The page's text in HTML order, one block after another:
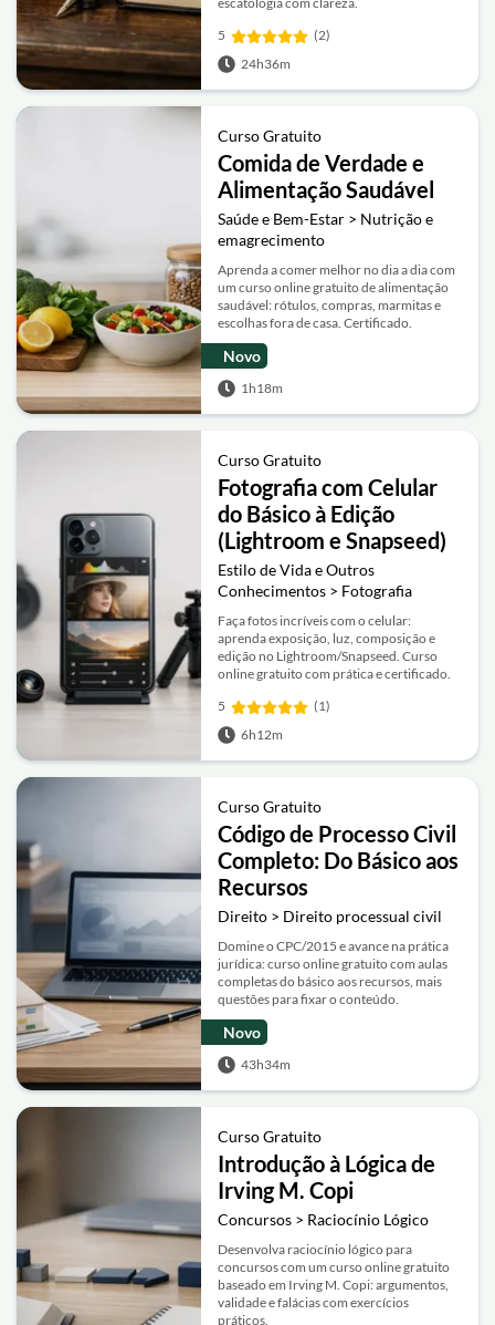
5
(2)
24h36m
Curso Gratuito
Comida de Verdade e
Alimentação Saudável
Saúde e Bem-Estar > Nutrição e
emagrecimento
Aprenda a comer melhor no dia a dia com
um curso online gratuito de alimentação
saudável: rótulos, compras, marmitas e
escolhas fora de casa. Certificado.
Novo
1h18m
Curso Gratuito
Fotografia com Celular
do Básico à Edição
(Lightroom e Snapseed)
Estilo de Vida e Outros
Conhecimentos > Fotografia
Faça fotos incríveis com o celular:
aprenda exposição, luz, composição e
edição no Lightroom/Snapseed. Curso
online gratuito com prática e certificado.
5
(1)
6h12m
Curso Gratuito
Código de Processo Civil
Completo: Do Básico aos
Recursos
Direito > Direito processual civil
Domine o CPC/2015 e avance na prática
jurídica: curso online gratuito com aulas
completas do básico aos recursos, mais
questões para fixar o conteúdo.
Novo
43h34m
Curso Gratuito
Introdução à Lógica de
Irving M. Copi
Concursos > Raciocínio Lógico
Desenvolva raciocínio lógico para
concursos com um curso online gratuito
baseado em Irving M. Copi: argumentos,
validade e falácias com exercícios
práticos.